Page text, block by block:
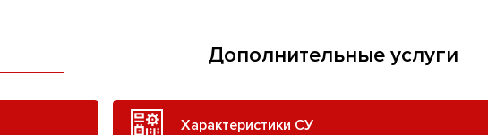
Характеристики СУ
Дополнительные услуги